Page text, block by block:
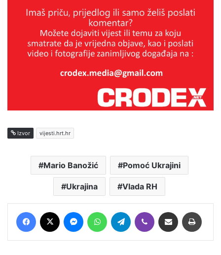
Izvor vijesti.hrt.hr
Mario Banožić Pomoć Ukrajini
Ukrajina Vlada RH
Facebook MessengerWhatsAppTelegram Viber Podijeli putem E-maila